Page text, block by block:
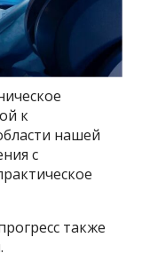
к
нашей
с
также